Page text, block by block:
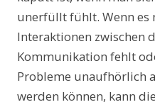
unerfüllt fühlt. Wenn es
Interaktionen zwischen
Kommunikation fehlt
Probleme unaufhörlich
werden können, kann